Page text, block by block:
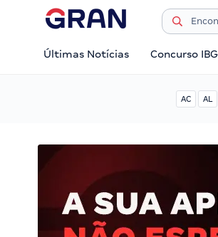
Últimas Notícias Concurso
AC AL